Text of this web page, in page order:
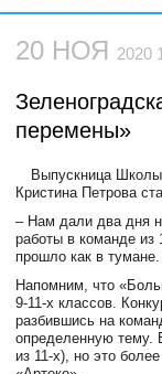
20 НОЯ 2020
перемены»
Выпускница
Кристина Петрова
– Нам дали два дня
работы в команде из
прошло как в
Напомним, что
9-11-х классов.
разбившись на
определенную тему.
из 11-х), но это